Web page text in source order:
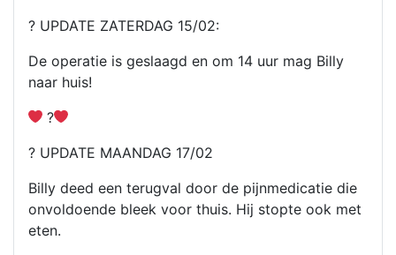
? UPDATE ZATERDAG 15/02:
De operatie is geslaagd en om 14 uur mag Billy
naar huis!
?
? UPDATE MAANDAG 17/02
Billy deed een terugval door de pijnmedicatie die
onvoldoende bleek voor thuis. Hij stopte ook met
eten.